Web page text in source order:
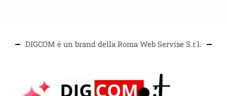
DIGCOM è un brand della Roma Web Servise S.r.l.